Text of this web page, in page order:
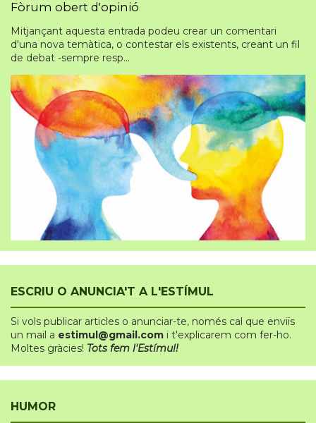
Fòrum obert d'opinió
Mitjançant aquesta entrada podeu crear un comentari
d'una nova temàtica, o contestar els existents, creant un fil
de debat -sempre resp...
ESCRIU O ANUNCIA'T A L'ESTÍMUL
Si vols publicar articles o anunciar-te, només cal que enviïs
un mail a estimul@gmail.com i t'explicarem com fer-ho.
Moltes gràcies! Tots fem l'Estímul!
HUMOR